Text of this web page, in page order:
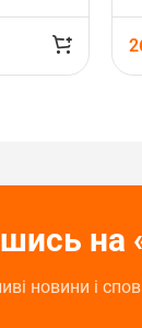
на
новини і